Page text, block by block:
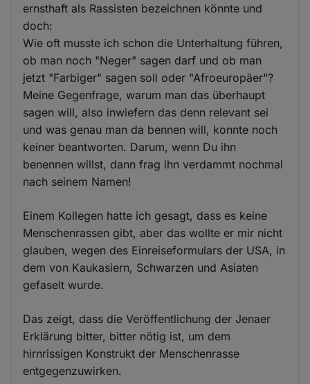
ernsthaft als Rassisten bezeichnen könnte und
doch:
Wie oft musste ich schon die Unterhaltung führen,
ob man noch "Neger" sagen darf und ob man
jetzt "Farbiger" sagen soll oder "Afroeuropäer"?
Meine Gegenfrage, warum man das überhaupt
sagen will, also inwiefern das denn relevant sei
und was genau man da bennen will, konnte noch
keiner beantworten. Darum, wenn Du ihn
benennen willst, dann frag ihn verdammt nochmal
nach seinem Namen!
Einem Kollegen hatte ich gesagt, dass es keine
Menschenrassen gibt, aber das wollte er mir nicht
glauben, wegen des Einreiseformulars der USA, in
dem von Kaukasiern, Schwarzen und Asiaten
gefaselt wurde.
Das zeigt, dass die Veröffentlichung der Jenaer
Erklärung bitter, bitter nötig ist, um dem
hirnrissigen Konstrukt der Menschenrasse
entgegenzuwirken.